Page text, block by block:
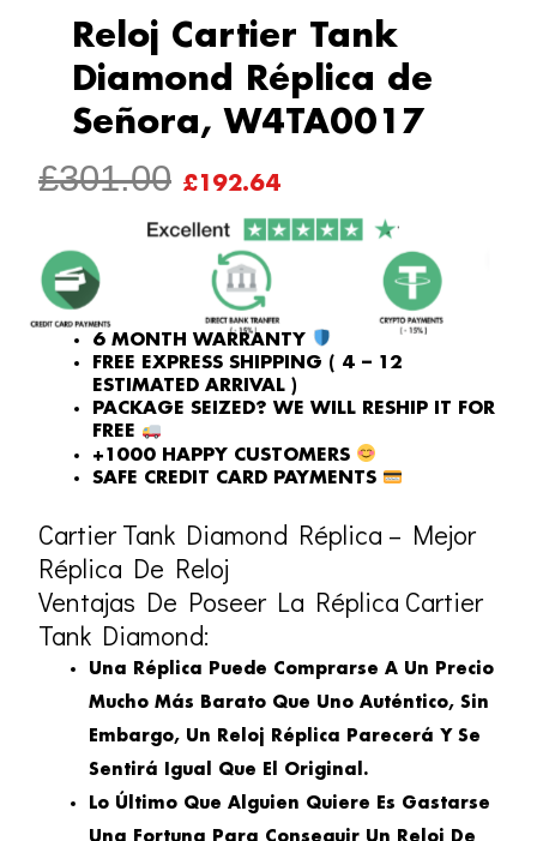
Reloj Cartier Tank
Diamond Réplica de
Señora, W4TA0017
£301.00 ORIGINAL
PRICE
WAS:
£301.00.
£192.64
PRICE
IS:
£192.64.
6 MONTH WARRANTY
FREE EXPRESS SHIPPING ( 4 – 12
ESTIMATED ARRIVAL )
PACKAGE SEIZED? WE WILL RESHIP IT FOR
FREE
+1000 HAPPY CUSTOMERS
SAFE CREDIT CARD PAYMENTS
Cartier Tank Diamond Réplica – Mejor
Réplica De Reloj
Ventajas De Poseer La Réplica Cartier
Tank Diamond:
Una Réplica Puede Comprarse A Un Precio
Mucho Más Barato Que Uno Auténtico, Sin
Embargo, Un Reloj Réplica Parecerá Y Se
Sentirá Igual Que El Original.
Lo Último Que Alguien Quiere Es Gastarse